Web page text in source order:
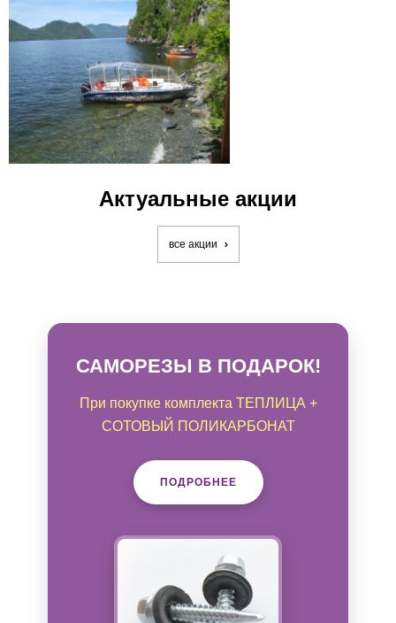
Актуальные акции
все акции
САМОРЕЗЫ В ПОДАРОК!
При покупке комплекта ТЕПЛИЦА +
СОТОВЫЙ ПОЛИКАРБОНАТ
ПОДРОБНЕЕ